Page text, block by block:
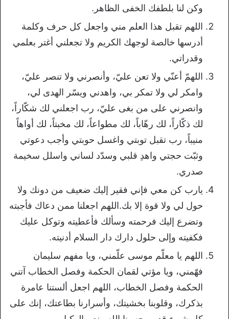
وكن لنا بلطفك الخفى الظاهر.
اللهم تقبل هذا العلم مني واجعل كل حرف وكلمة
أدرسها خالصة لوجهك الكريم ولا تجعلني أغتر بعلمي
وقدراتي.
اللهمّ أعنّي ولا تعن عليّ، وأنصرني ولا تنصر عليّ،
وامكر لي ولا تمكر بي، واهدني ويسّر الهدى لي،
وانصرني على من بغى عليّ، رب اجعلني لك شكّاراً،
لك ذكّاراً، لك رهّاباً، لك مطواعاً، لك مخبتاً، لك أواهاً
منيباً، رب تقبل توبتي واغسل حوبتي وأجب دعوتي
وثبّت حجتي واهدِ قلبي وسدّد لساني واسلل سخيمة
صدري.
يارب كن معي فإني فقير إليك ضعيف من دونك ولا
حول لي ولا قوة إلا بك.اللهم اجعلنا ممن دعاك فأجبته
وتضرع إليك فرحمته وسألك فأعطيته وتوكل عليك
فكفيته وإلى حلول دارك دار السلام أدنيته.
اللهم يا معلّم موسى علّمني، ويا مفهم سليمان
فهّمني، ويا مؤتي لقمان الحكمة وفصل الخطاب آتني
الحكمة وفصل الخطاب، اللهم اجعل ألستنا عامرة
بذكرك، وقلوبنا بخشيتك، وأسرارنا بطاعتك، إنك على